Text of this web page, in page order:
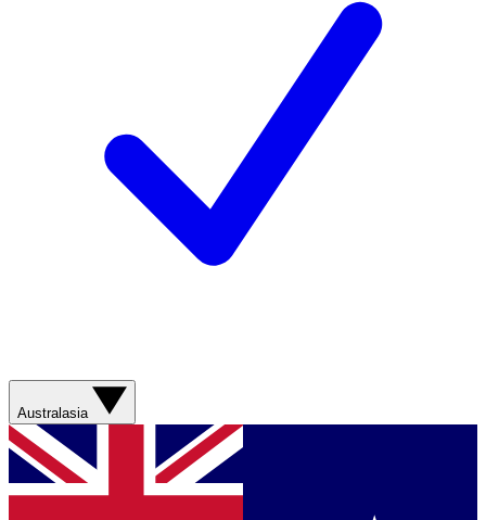
Australasia